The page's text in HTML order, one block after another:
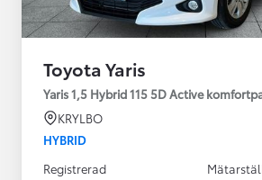
Toyota Yaris
Yaris 1,5 Hybrid 115 5D Active
KRYLBO
HYBRID
Registrerad